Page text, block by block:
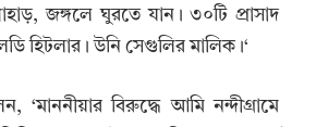
জঙ্গলে ঘুরতে যান। ৩০টি প্রাসাদ
হিটলার। উনি সেগুলির মালিক।‘
বিরুদ্ধে আমি নন্দীগ্রামে